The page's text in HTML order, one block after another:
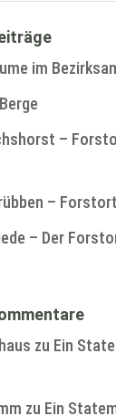
im
–
–
– Der
zu Ein
zu Ein